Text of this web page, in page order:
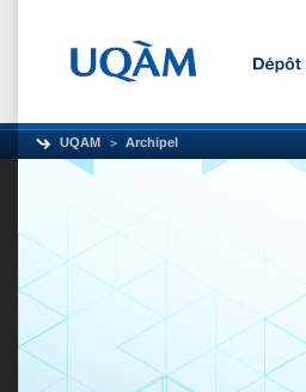
UQAM Archipel